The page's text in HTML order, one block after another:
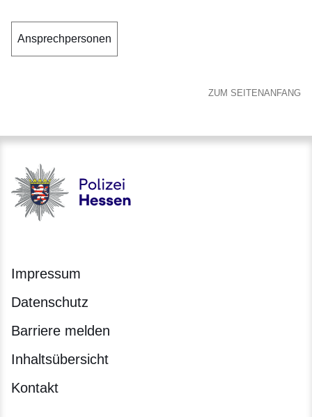
Ansprechpersonen
ZUM SEITENANFANG
Polizei - Polizei.hessen.de
Impressum
Datenschutz
Barriere melden
Inhaltsübersicht
Kontakt